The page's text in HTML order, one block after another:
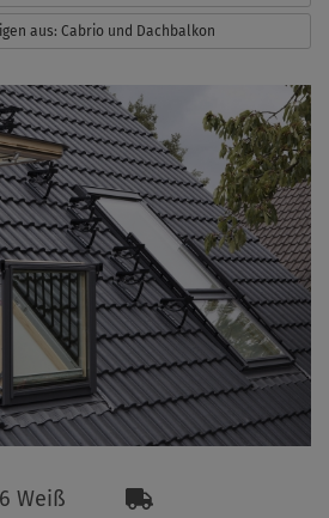
aus: Cabrio und Dachbalkon
Weiß